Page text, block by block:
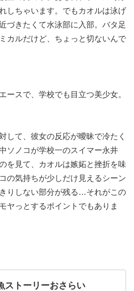
しちゃいます。でもカオルは泳げ
づきたくて水泳部に入部。バタ足
カルだけど、ちょっと切ないんで
ースで、学校でも目立つ美少女。
して、彼女の反応が曖昧で冷たく
ソノコが学校一のスイマー永井
を見て、カオルは嫉妬と挫折を味
の気持ちが少しだけ見えるシーン
りしない部分が残る…それがこの
ヤっとするポイントでもありま
ストーリーおさらい